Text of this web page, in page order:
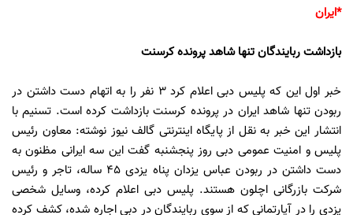
*ایران
بازداشت ربایندگان تنها شاهد پرونده کرسنت
خبر اول این که پلیس دبی اعلام کرد ۳ نفر را به اتهام دست داشتن در
ربودن تنها شاهد ایران در پرونده کرسنت بازداشت کرده است. تسنیم با
انتشار این خبر به نقل از پایگاه اینترنتی گالف نیوز نوشته: معاون رئیس
پلیس و امنیت عمومی دبی روز پنجشنبه گفت این سه ایرانی مظنون به
دست داشتن در ربودن عباس یزدان پناه یزدی ۴۵ ساله، تاجر و رئیس
شرکت بازرگانی اچلون هستند. پلیس دبی اعلام کرده، وسایل شخصی
یزدی را در آپارتمانی که از سوی ربایندگان در دبی اجاره شده، کشف کرده